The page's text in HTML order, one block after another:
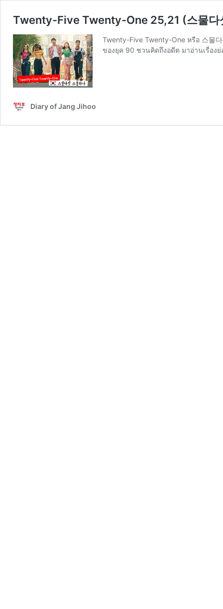
Twenty-Five Twenty-One 25,21 (스물다
Twenty-Five Twenty-One หรือ 스물
ของยุค 90 ชวนคิดถึงอดีต มาอ่านเรื่องย่
Diary of Jang Jihoo